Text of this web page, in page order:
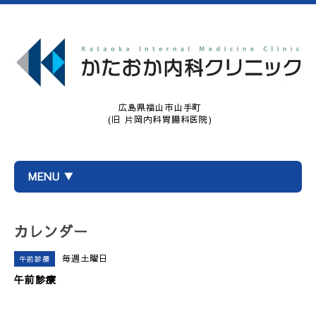
広島県福山市山手町
(旧 片岡内科胃腸科医院)
MENU ▼
カレンダー
午前診療 毎週土曜日
午前診療